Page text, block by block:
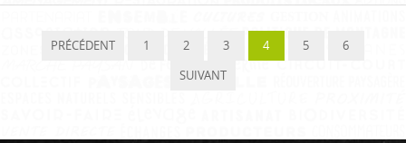
PRÉCÉDENT 1 2 3 4 5
6
SUIVANT